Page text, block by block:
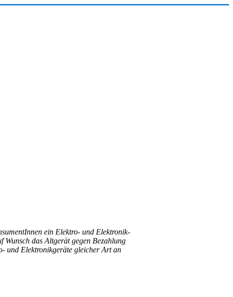
ein Elektro- und Elektronik-
Wunsch das Altgerät gegen Bezahlung
und Elektronikgeräte gleicher Art an